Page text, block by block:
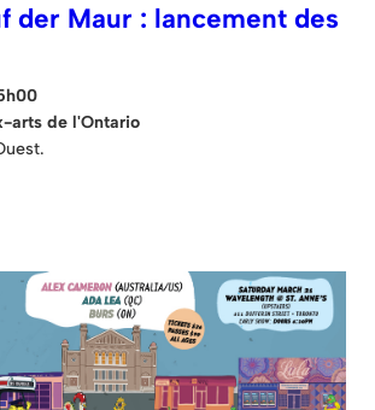
der Maur : lancement des
arts de l'Ontario